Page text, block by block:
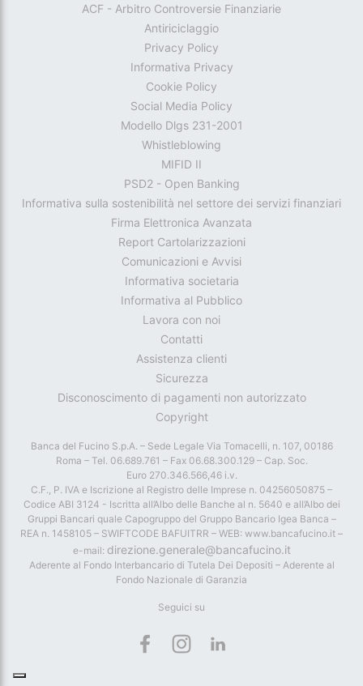
ACF - Arbitro Controversie Finanziarie
Antiriciclaggio
Privacy Policy
Informativa Privacy
Cookie Policy
Social Media Policy
Modello Dlgs 231-2001
Whistleblowing
MIFID II
PSD2 - Open Banking
Informativa sulla sostenibilità nel settore dei servizi finanziari
Firma Elettronica Avanzata
Report Cartolarizzazioni
Comunicazioni e Avvisi
Informativa societaria
Informativa al Pubblico
Lavora con noi
Contatti
Assistenza clienti
Sicurezza
Disconoscimento di pagamenti non autorizzato
Copyright
Banca del Fucino S.p.A. – Sede Legale Via Tomacelli, n. 107, 00186
Roma – Tel. 06.689.761 – Fax 06.68.300.129 – Cap. Soc.
Euro 270.346.566,46 i.v.
C.F., P. IVA e Iscrizione al Registro delle Imprese n. 04256050875 –
Codice ABI 3124 - Iscritta all’Albo delle Banche al n. 5640 e all’Albo dei
Gruppi Bancari quale Capogruppo del Gruppo Bancario Igea Banca –
REA n. 1458105 – SWIFTCODE BAFUITRR – WEB: www.bancafucino.it –
e-mail: direzione.generale@bancafucino.it
Aderente al Fondo Interbancario di Tutela Dei Depositi – Aderente al
Fondo Nazionale di Garanzia
Seguici su